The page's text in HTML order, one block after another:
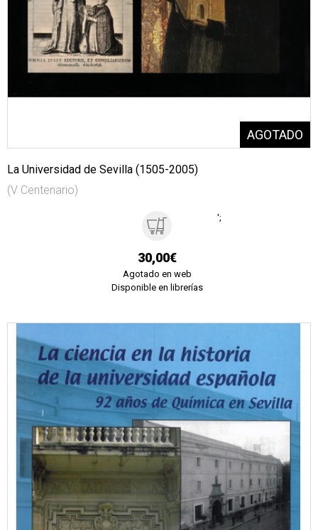
La Universidad de Sevilla (1505-2005)
(V Centenario)
30,00€
Agotado en web
Disponible en librerías
';